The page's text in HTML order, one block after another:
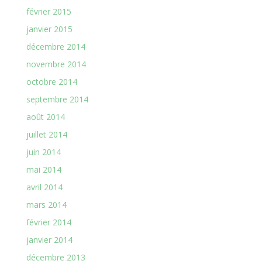
février 2015
janvier 2015
décembre 2014
novembre 2014
octobre 2014
septembre 2014
août 2014
juillet 2014
juin 2014
mai 2014
avril 2014
mars 2014
février 2014
janvier 2014
décembre 2013